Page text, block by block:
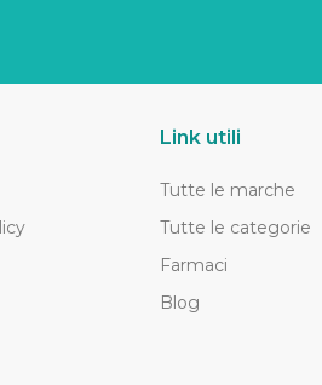
Link utili
Tutte le marche
Tutte le categorie
Farmaci
Blog